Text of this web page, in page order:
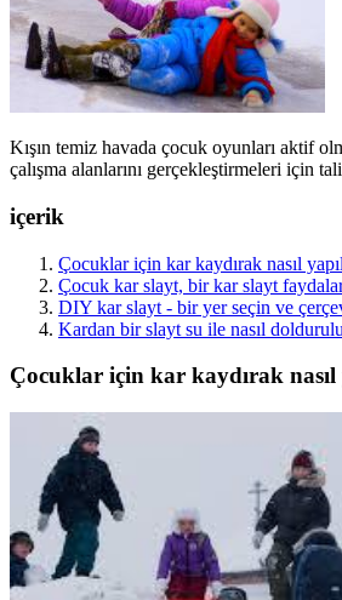
Kışın temiz havada çocuk oyunları aktif
çalışma alanlarını gerçekleştirmeleri için
içerik
Çocuklar için kar kaydırak nasıl
Çocuk kar slayt, bir kar slayt
DIY kar slayt - bir yer seçin ve
Kardan bir slayt su ile nasıl
Çocuklar için kar kaydırak nasıl